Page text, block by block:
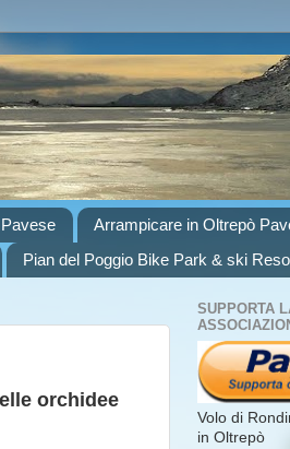
Arrampicare in Oltrepò
Pian del Poggio Bike Park & ski
orchidee
SUPPORTA
Volo di
in Oltrepò